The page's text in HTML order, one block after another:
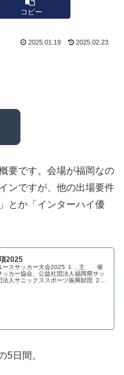
コピー
2025.01.19 2025.02.23
要です。会場が福岡なの
ンですが、他の出場要件
とか「インターハイ優
2025
ースサッカー大会2025 １．主 催
ッカー協会、公益社団法人福岡県サッ
人サニックススポーツ振興財団 ２．
5日間。